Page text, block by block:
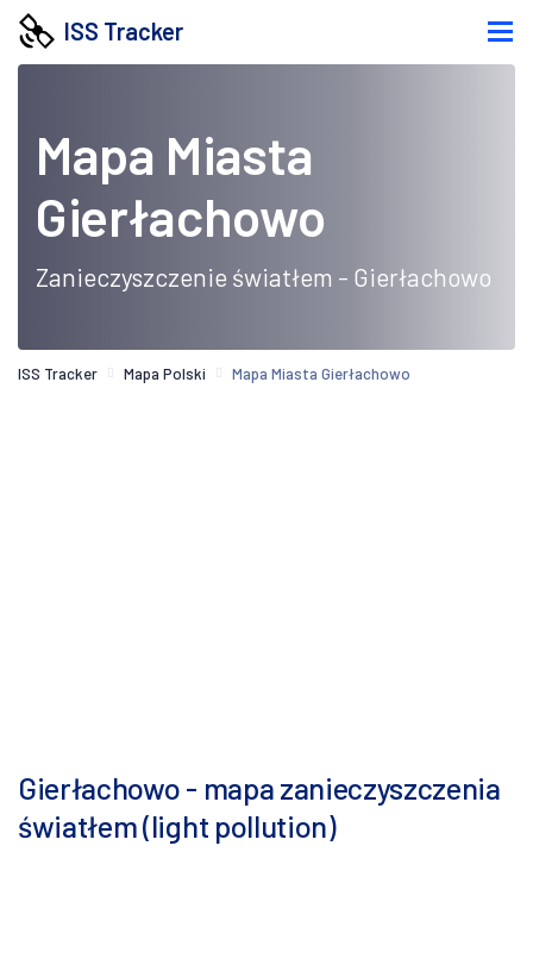
ISS Tracker
Mapa Miasta
Gierłachowo
Zanieczyszczenie światłem - Gierłachowo
ISS Tracker Mapa Polski Mapa Miasta Gierłachowo
Gierłachowo - mapa zanieczyszczenia
światłem (light pollution)